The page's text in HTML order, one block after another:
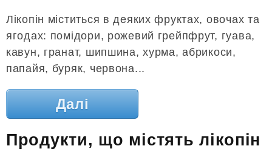
Лікопін міститься в деяких фруктах, овочах та
ягодах: помідори, рожевий грейпфрут, гуава,
кавун, гранат, шипшина, хурма, абрикоси,
папайя, буряк, червона...
Далі
Продукти, що містять лікопін